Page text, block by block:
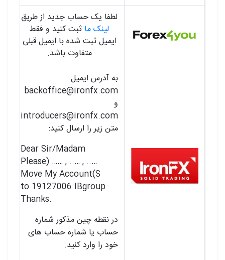
لطفا یک حساب جدید از طریق
لینک ما ثبت کنید و فقط
ایمیل ثبت شده با ایمیل قبلی
متفاوت باشد.
به آدرس ایمیل
backoffice@ironfx.com
و
introducers@ironfx.com
متن زیر را ارسال کنید:
Dear Sir/Madam
….. , ….. , …… (Please
Move My Account(S
to 19127006 IBgroup
.Thanks
در نقطه چین مذکور شماره
حساب یا شماره حساب های
خود را وارد کنید.